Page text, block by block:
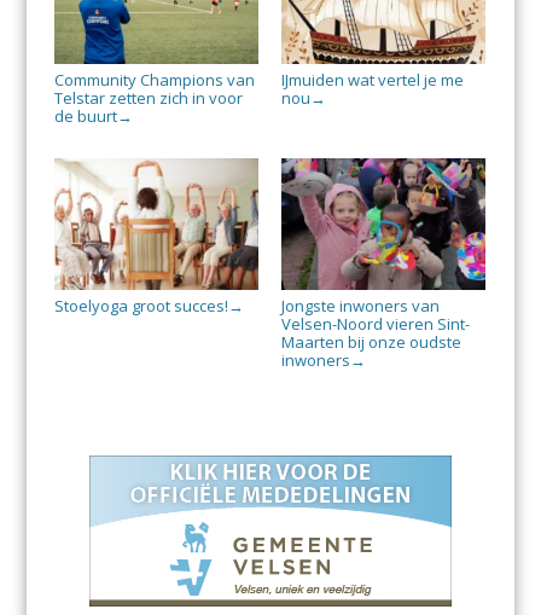
Community Champions van
Telstar zetten zich in voor
de buurt→
IJmuiden wat vertel je me
nou →
Stoelyoga groot succes! →
Jongste inwoners van
Velsen-Noord vieren Sint-
Maarten bij onze oudste
inwoners →